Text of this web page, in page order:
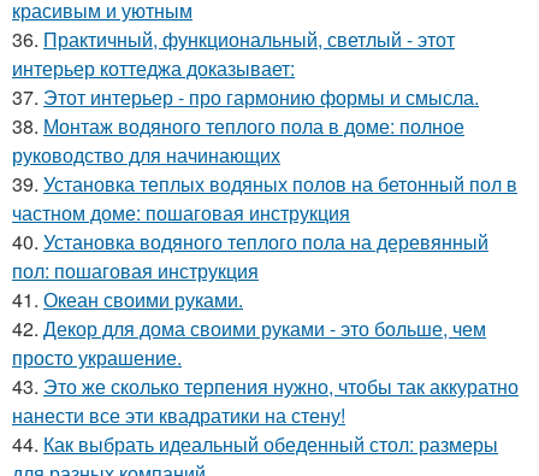
красивым и уютным
36. Практичный, функциональный, светлый - этот
интерьер коттеджа доказывает:
37. Этот интерьер - про гармонию формы и смысла.
38. Монтаж водяного теплого пола в доме: полное
руководство для начинающих
39. Установка теплых водяных полов на бетонный пол в
частном доме: пошаговая инструкция
40. Установка водяного теплого пола на деревянный
пол: пошаговая инструкция
41. Океан своими руками.
42. Декор для дома своими руками - это больше, чем
просто украшение.
43. Это же сколько терпения нужно, чтобы так аккуратно
нанести все эти квадратики на стену!
44. Как выбрать идеальный обеденный стол: размеры